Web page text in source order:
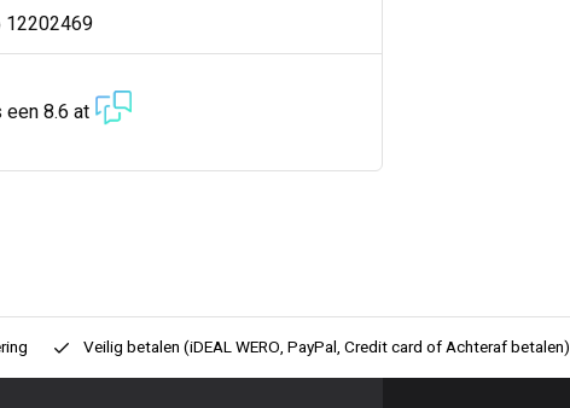
12202469
een 8.6 at
Veilig betalen (iDEAL WERO, PayPal, Credit card of Achteraf betalen)